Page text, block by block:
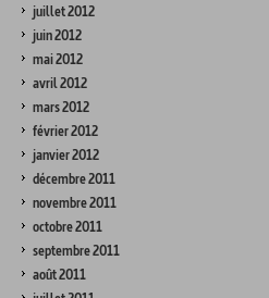
juillet 2012
juin 2012
mai 2012
avril 2012
mars 2012
février 2012
janvier 2012
décembre 2011
novembre 2011
octobre 2011
septembre 2011
août 2011